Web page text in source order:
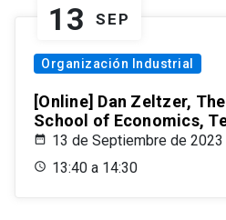
13 SEP
Organización Industrial
[Online] Dan Zeltzer,
School of Economics,
13 de Septiembre de 2023
13:40 a 14:30